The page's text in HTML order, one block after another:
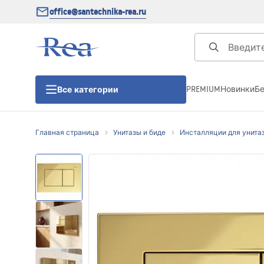
office@santechnika-rea.ru
Все категории
Душевые поддоны
Линейные трапы для душа
PREMIUMНовинки
Главная страница Унитазы и биде Инсталляции для